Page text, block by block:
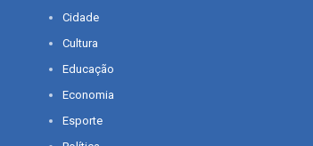
Cidade
Cultura
Educação
Economia
Esporte